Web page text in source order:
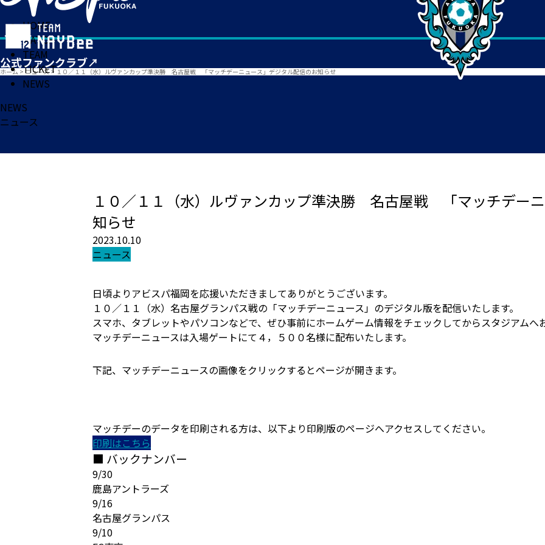
HOME
MATCH
TEAM
TICKET
NEWS
ホーム > ニュース> １０／１１（水）ルヴァンカップ準決勝 名古屋戦 「マッチデーニュース」デジタル配信のお知らせ
NEWS
ニュース
１０／１１（水）ルヴァンカップ準決勝 名古屋戦 「マッチデー
知らせ
2023.10.10
ニュース
日頃よりアビスパ福岡を応援いただきましてありがとうございます。
１０／１１（水）名古屋グランパス戦の「マッチデーニュース」のデジタル版を配信いたします。
スマホ、タブレットやパソコンなどで、ぜひ事前にホームゲーム情報をチェックしてからスタジアムへ
マッチデーニュースは入場ゲートにて４，５００名様に配布いたします。
下記、マッチデーニュースの画像をクリックするとページが開きます。
マッチデーのデータを印刷される方は、以下より印刷版のページへアクセスしてください。
印刷はこちら
■ バックナンバー
9/30
鹿島アントラーズ
9/16
名古屋グランパス
9/10